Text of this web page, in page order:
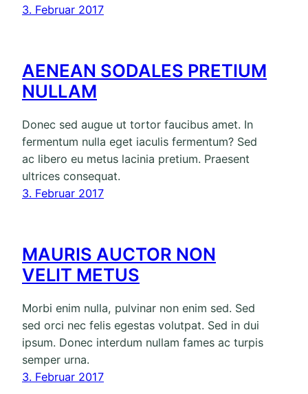
3. Februar 2017
AENEAN SODALES PRETIUM
NULLAM
Donec sed augue ut tortor faucibus amet. In
fermentum nulla eget iaculis fermentum? Sed
ac libero eu metus lacinia pretium. Praesent
ultrices consequat.
3. Februar 2017
MAURIS AUCTOR NON
VELIT METUS
Morbi enim nulla, pulvinar non enim sed. Sed
sed orci nec felis egestas volutpat. Sed in dui
ipsum. Donec interdum nullam fames ac turpis
semper urna.
3. Februar 2017